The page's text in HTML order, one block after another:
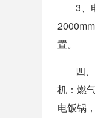
3、
置。
四
机：燃
电饭锅